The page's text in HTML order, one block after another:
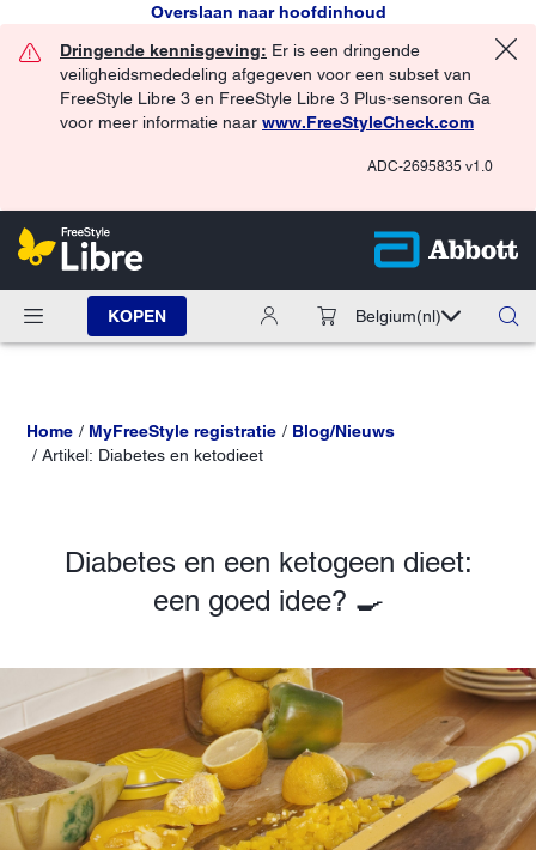
Overslaan naar hoofdinhoud
Dringende kennisgeving: Er is een dringende
veiligheidsmededeling afgegeven voor een subset van
FreeStyle Libre 3 en FreeStyle Libre 3 Plus-sensoren Ga
voor meer informatie naar www.FreeStyleCheck.com
ADC-2695835 v1.0
KOPEN Belgium(nl)
Home MyFreeStyle registratie
Blog/Nieuws
Artikel: Diabetes en ketodieet
Diabetes en een ketogeen dieet:
een goed idee? 🍳